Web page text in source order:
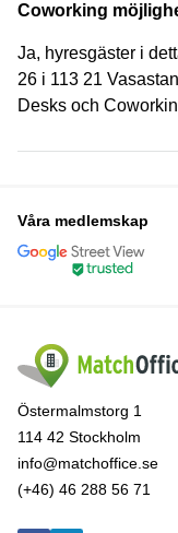
Coworking
Ja, hyresgäster i
26 i 113 21
Desks och
Våra medlemskap
Östermalmstorg 1
114 42 Stockholm
info@matchoffice.se
(+46) 46 288 56 71